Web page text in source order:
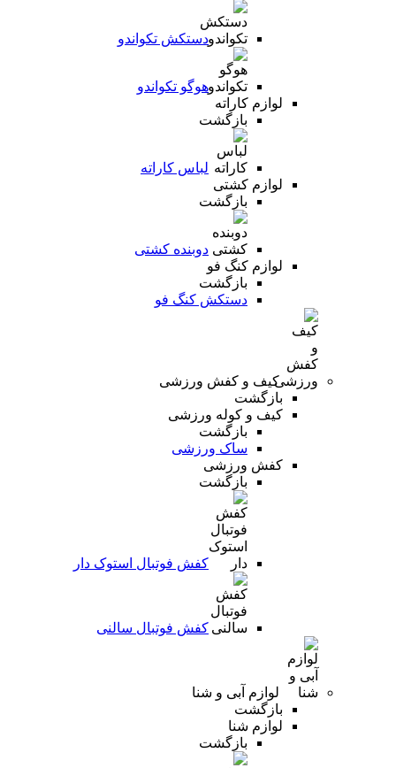
دستکش تکواندو
هوگو تکواندو
لوازم کاراته
بازگشت
لباس کاراته
لوازم کشتی
بازگشت
دوبنده کشتی
لوازم کنگ فو
بازگشت
دستکش کنگ فو
کیف و کفش ورزشی
بازگشت
کیف و کوله ورزشی
بازگشت
ساک ورزشی
کفش ورزشی
بازگشت
کفش فوتبال استوک دار
کفش فوتبال سالنی
لوازم آبی و شنا
بازگشت
لوازم شنا
بازگشت